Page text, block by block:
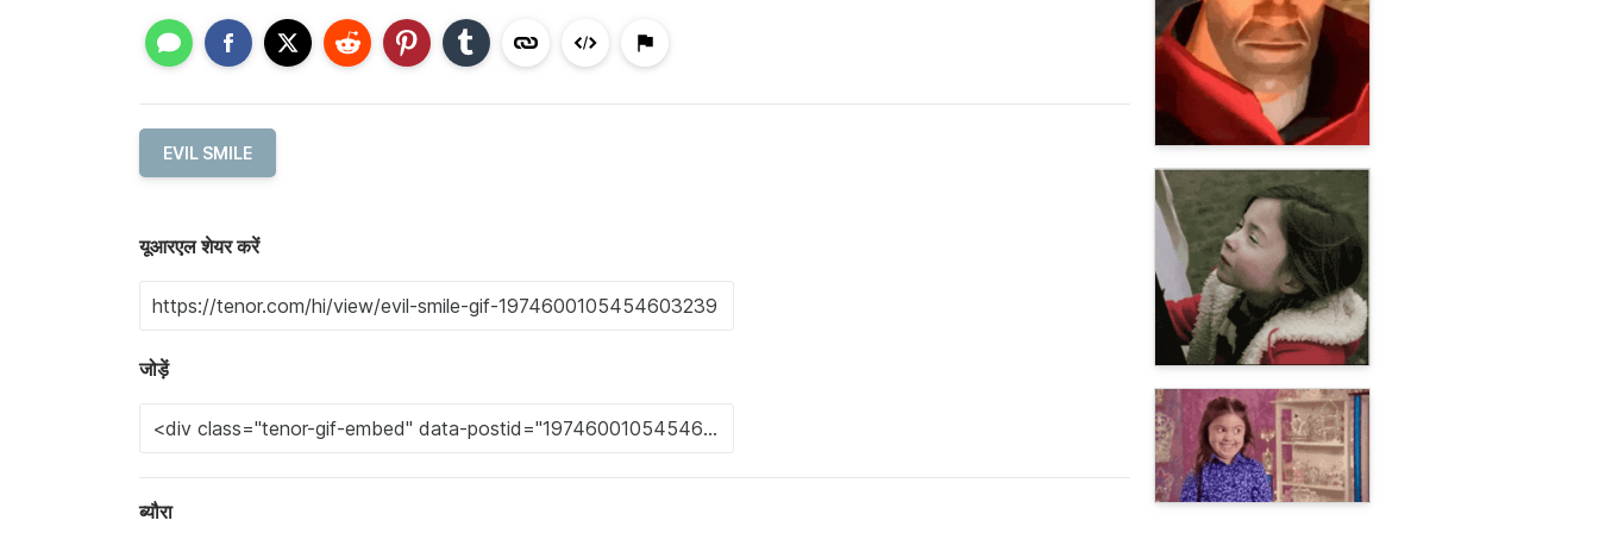
EVIL SMILE
यूआरएल शेयर करें
जोड़ें
ब्यौरा